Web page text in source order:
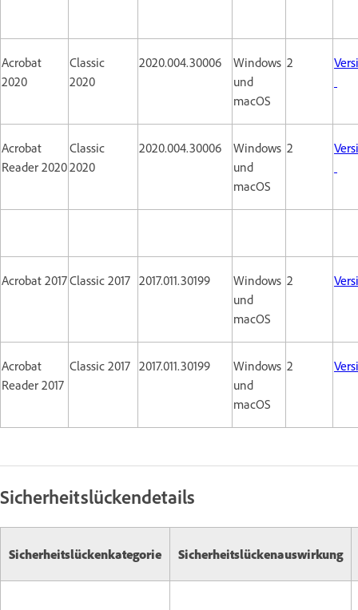
Acrobat
2020
Classic
2020
2020.004.30006
Windows
und
macOS
2
Acrobat
Reader 2020
Classic
2020
2020.004.30006
Windows
und
macOS
2
Acrobat 2017Classic 2017 2017.011.30199
Windows
und
macOS
2
Acrobat
Reader 2017
Classic 2017 2017.011.30199
Windows
und
macOS
2
Sicherheitslückendetails
Sicherheitslückenkategorie Sicherheitslückenauswirkung